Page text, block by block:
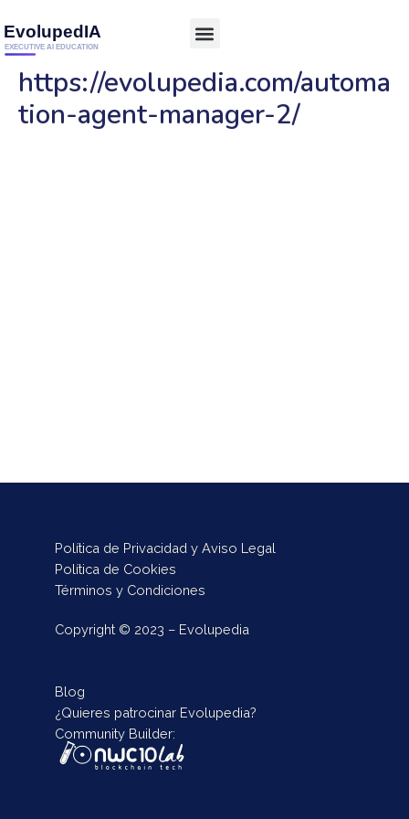
https://evolupedia.com/automa
tion-agent-manager-2/
Política de Privacidad y Aviso Legal
Política de Cookies
Términos y Condiciones
Copyright © 2023 – Evolupedia
Blog
¿Quieres patrocinar Evolupedia?
Community Builder: